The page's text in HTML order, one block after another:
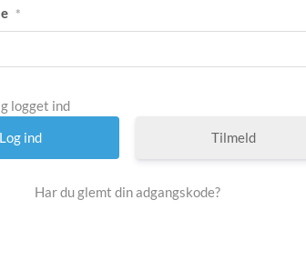
*
logget ind
Tilmeld
Har du glemt din adgangskode?